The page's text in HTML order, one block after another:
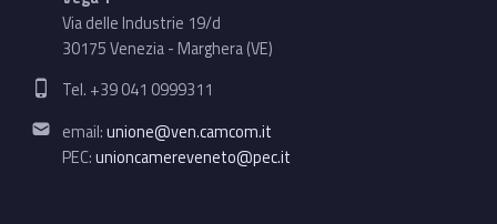
Via delle Industrie 19/d
30175 Venezia - Marghera (VE)
Phone number:
Tel. +39 041 0999311
Email address:
email:unione@ven.camcom.it
PEC:unioncamereveneto@pec.it